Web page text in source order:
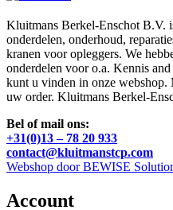
Kluitmans Berkel-Enschot B.V.
onderdelen, onderhoud,
kranen voor opleggers. We
onderdelen voor o.a. Kennis
kunt u vinden in onze webshop.
uw order. Kluitmans Berkel-
Bel of mail ons:
+31(0)13 – 78 20 933
contact@kluitmanstcp.com
Webshop door BEWISE
Account